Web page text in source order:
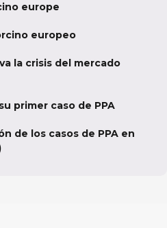
europe
europeo
la crisis del mercado
primer caso de PPA
de los casos de PPA en